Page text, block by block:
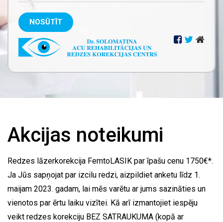
NOSŪTĪT
Akcijas noteikumi
Redzes lāzerkorekcija FemtoLASIK par īpašu cenu 1750€*.
Ja Jūs sapņojat par izcilu redzi, aizpildiet anketu līdz 1.
maijam 2023. gadam, lai mēs varētu ar jums sazināties un
vienotos par ērtu laiku vizītei. Kā arī izmantojiet iespēju
veikt redzes korekciju BEZ SATRAUKUMA (kopā ar